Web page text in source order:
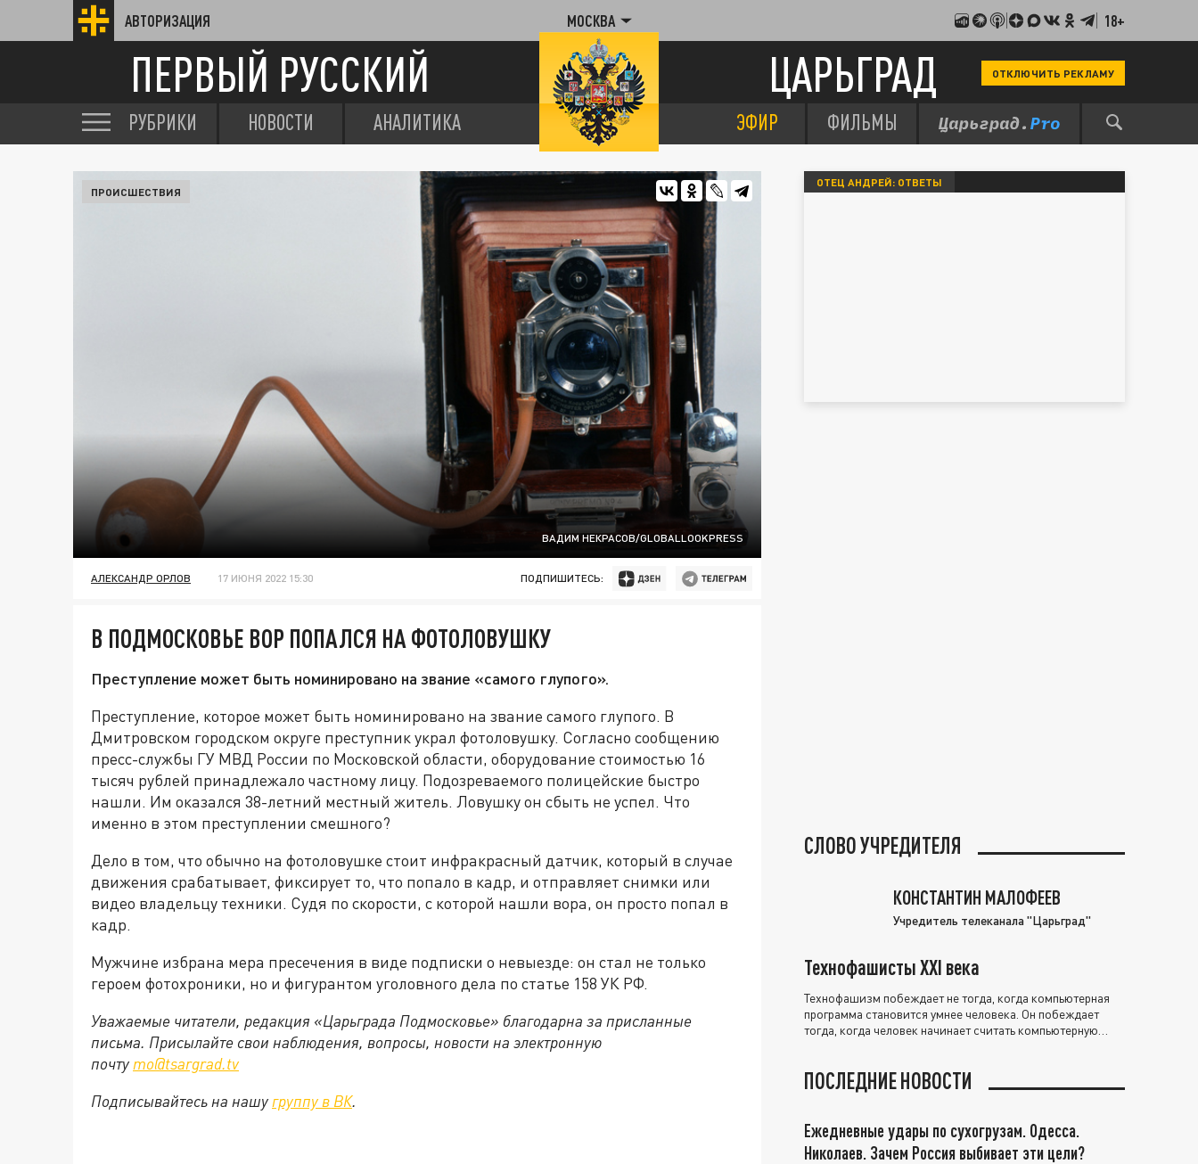
АВТОРИЗАЦИЯ МОСКВА 18+
ПЕРВЫЙ РУССКИЙ ЦАРЬГРАД ОТКЛЮЧИТЬ РЕКЛАМУ
РУБРИКИ НОВОСТИ АНАЛИТИКА ЭФИР ФИЛЬМЫ
ВАДИМ НЕКРАСОВ/GLOBALLOOKPRESS
ПРОИСШЕСТВИЯ
АЛЕКСАНДР ОРЛОВ 17 ИЮНЯ 2022 15:30 ПОДПИШИТЕСЬ:
В ПОДМОСКОВЬЕ ВОР ПОПАЛСЯ НА ФОТОЛОВУШКУ
Преступление может быть номинировано на звание «самого глупого».
Преступление, которое может быть номинировано на звание самого глупого. В
Дмитровском городском округе преступник украл фотоловушку. Согласно сообщению
пресс-службы ГУ МВД России по Московской области, оборудование стоимостью 16
тысяч рублей принадлежало частному лицу. Подозреваемого полицейские быстро
нашли. Им оказался 38-летний местный житель. Ловушку он сбыть не успел. Что
именно в этом преступлении смешного?
Дело в том, что обычно на фотоловушке стоит инфракрасный датчик, который в случае
движения срабатывает, фиксирует то, что попало в кадр, и отправляет снимки или
видео владельцу техники. Судя по скорости, с которой нашли вора, он просто попал в
кадр.
Мужчине избрана мера пресечения в виде подписки о невыезде: он стал не только
героем фотохроники, но и фигурантом уголовного дела по статье 158 УК РФ.
Уважаемые читатели, редакция «Царьграда Подмосковье» благодарна за присланные
письма. Присылайте свои наблюдения, вопросы, новости на электронную
почту mo@tsargrad.tv
Подписывайтесь на нашу группу в ВК.
ОТЕЦ АНДРЕЙ: ОТВЕТЫ
СЛОВО УЧРЕДИТЕЛЯ
КОНСТАНТИН МАЛОФЕЕВ
Учредитель телеканала "Царьград"
Технофашисты XXI века
Технофашизм побеждает не тогда, когда компьютерная
программа становится умнее человека. Он побеждает
тогда, когда человек начинает считать компьютерную
ПОСЛЕДНИЕ НОВОСТИ
Ежедневные удары по сухогрузам. Одесса.
Николаев. Зачем Россия выбивает эти цели?